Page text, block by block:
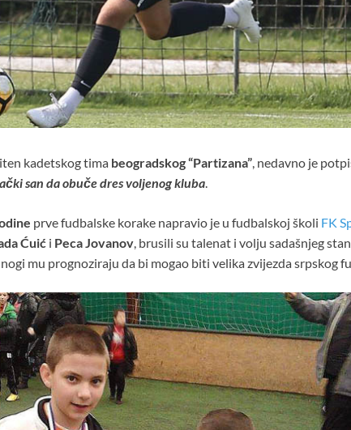
kadetskog tima beogradskog “Partizana” , nedavno je
san da obuče dres voljenog kluba
prve fudbalske korake napravio je u fudbalskoj školi FK
Ćuić i Peca Jovanov , brusili su talenat i volju sadašnjeg
mu prognoziraju da bi mogao biti velika zvijezda srpskog